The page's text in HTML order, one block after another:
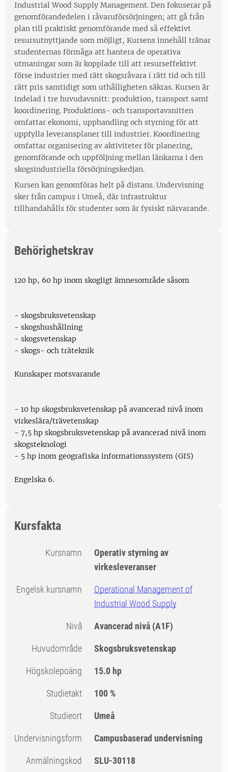
Industrial Wood Supply Management. Den fokuserar på
genomförandedelen i råvaruförsörjningen; att gå från
plan till praktiskt genomförande med så effektivt
resursutnyttjande som möjligt, Kursens innehåll tränar
studenternas förmåga att hantera de operativa
utmaningar som är kopplade till att resurseffektivt
förse industrier med rätt skogsråvara i rätt tid och till
rätt pris samtidigt som uthålligheten säkras. Kursen är
indelad i tre huvudavsnitt: produktion, transport samt
koordinering. Produktions- och transportavsnitten
omfattar ekonomi, upphandling och styrning för att
uppfylla leveransplaner till industrier. Koordinering
omfattar organisering av aktiviteter för planering,
genomförande och uppföljning mellan länkarna i den
skogsindustriella försörjningskedjan.
Kursen kan genomföras helt på distans. Undervisning
sker från campus i Umeå, där infrastruktur
tillhandahålls för studenter som är fysiskt närvarande.
Behörighetskrav
120 hp, 60 hp inom skogligt ämnesområde såsom
- skogsbruksvetenskap
- skogshushållning
- skogsvetenskap
- skogs- och träteknik
Kunskaper motsvarande
- 10 hp skogsbruksvetenskap på avancerad nivå inom
virkeslära/trävetenskap
- 7,5 hp skogsbruksvetenskap på avancerad nivå inom
skogsteknologi
- 5 hp inom geografiska informationssystem (GIS)
Engelska 6.
Kursfakta
Kursnamn
Operativ styrning av
virkesleveranser
Engelsk kursnamn
Operational Management of
Industrial Wood Supply
Nivå Avancerad nivå (A1F)
Huvudområde Skogsbruksvetenskap
högskolepoäng 15.0 hp
Studietakt 100 %
Studieort Umeå
Undervisningsform Campusbaserad undervisning
Anmälningskod SLU-30118